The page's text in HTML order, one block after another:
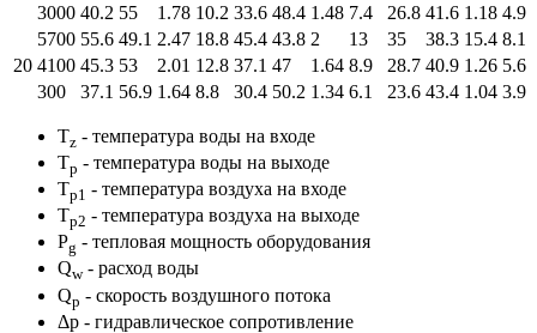
3000 40.2 55 1.78 10.2 33.6 48.4 1.48 7.4 26.8 41.6 1.18 4.9
20
5700 55.6 49.1 2.47 18.8 45.4 43.8 2 13 35 38.3 15.4 8.1
4100 45.3 53 2.01 12.8 37.1 47 1.64 8.9 28.7 40.9 1.26 5.6
300
37.1 56.9 1.64 8.8 30.4 50.2 1.34 6.1 23.6 43.4 1.04 3.9
Tz - температура воды на входе
Tp - температура воды на выходе
Tp1 - температура воздуха на входе
Tp2 - температура воздуха на выходе
Pg - тепловая мощность оборудования
Qw- расход воды
Qp - скорость воздушного потока
Δp - гидравлическое сопротивление